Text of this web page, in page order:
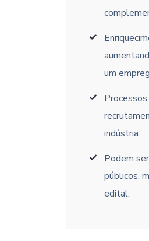
um
indústria.
Podem
públicos,
edital.